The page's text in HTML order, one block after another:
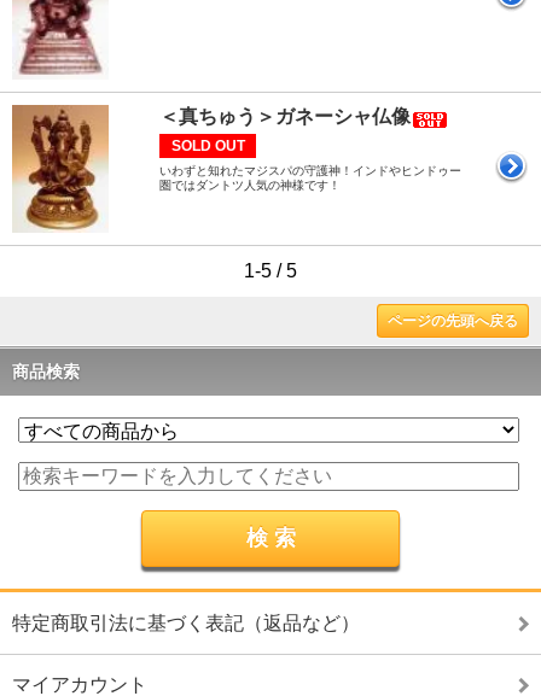
＜真ちゅう＞ガネーシャ仏像
SOLD OUT
いわずと知れたマジスパの守護神！インドやヒンドゥー
圏ではダントツ人気の神様です！
1-5 / 5
ページの先頭へ戻る
商品検索
特定商取引法に基づく表記（返品など）
マイアカウント